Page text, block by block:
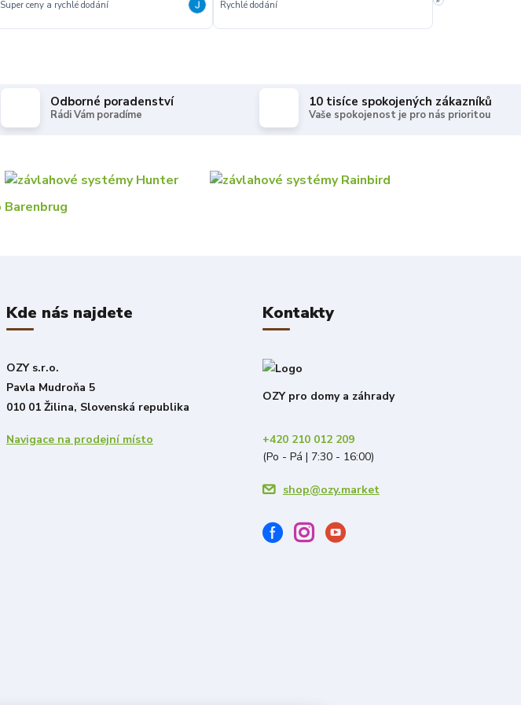
Super ceny a rychlé dodání Rychlé dodání
Rychle
Odborné poradenství
Rádi Vám poradíme
10 tisíce spokojených zákazníků
Vaše spokojenost je pro nás prioritou
Kde nás najdete
OZY s.r.o.
Pavla Mudroňa 5
010 01 Žilina, Slovenská republika
Navigace na prodejní místo
Kontakty
OZY pro domy a záhrady
+420 210 012 209
(Po - Pá | 7:30 - 16:00)
shop@ozy.market